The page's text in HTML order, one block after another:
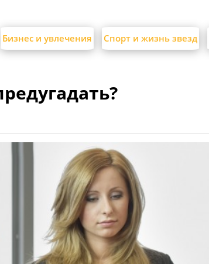
Бизнес и увлечения Спорт и жизнь звезд